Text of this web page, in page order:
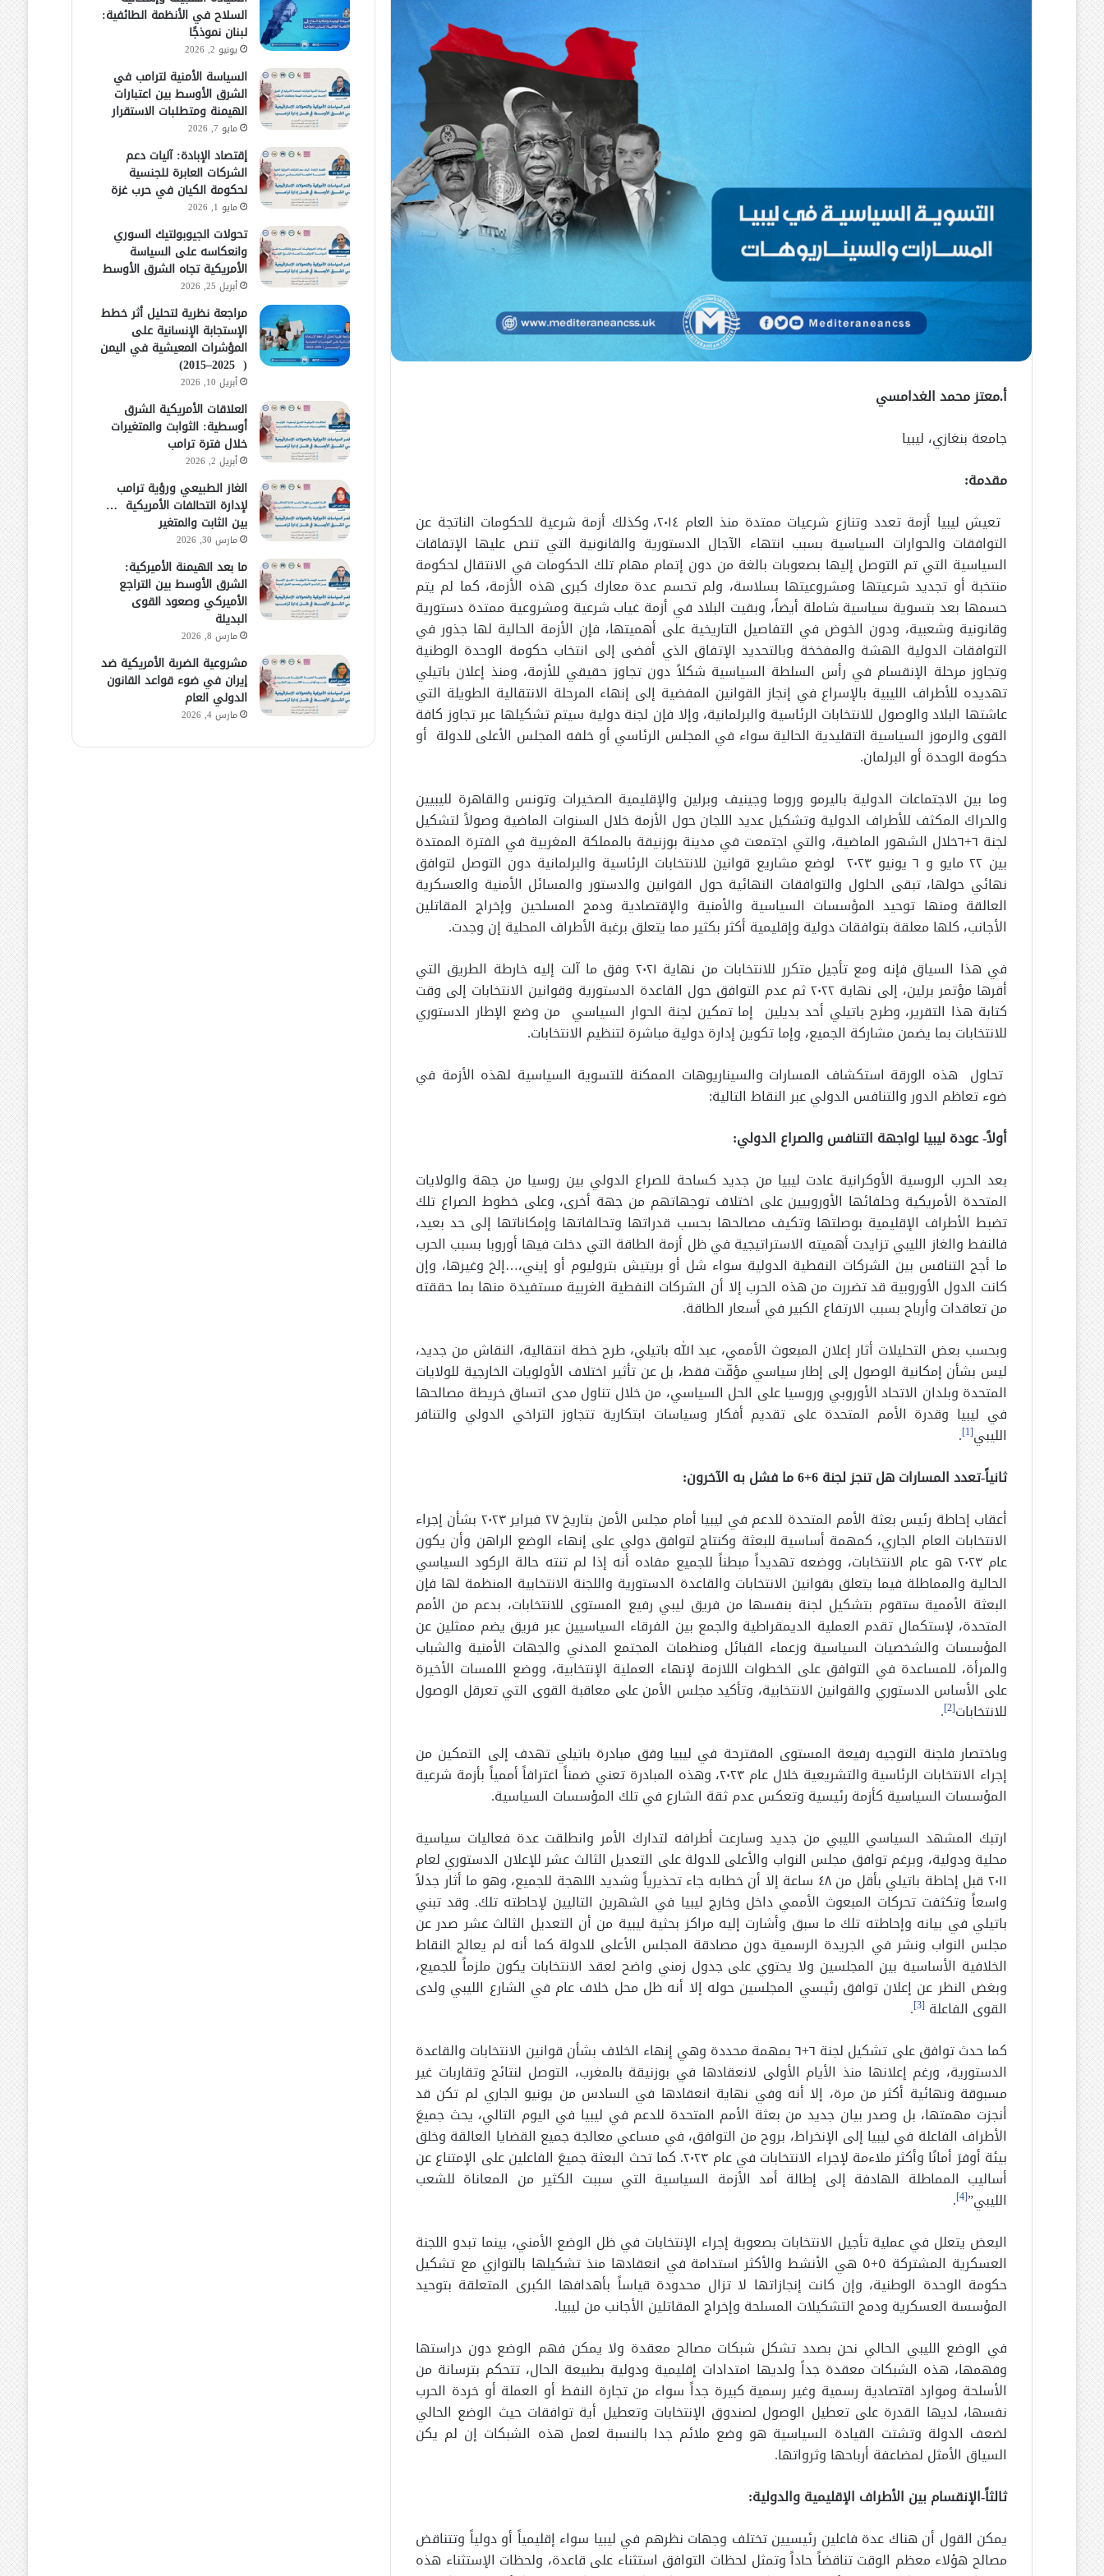
أ.معتز محمد الغدامسي
جامعة بنغازي، ليبيا
مقدمة:
تعيش ليبيا أزمة تعدد وتنازع شرعيات ممتدة منذ العام ٢٠١٤، وكذلك أزمة شرعية للحكومات الناتجة عن
التوافقات والحوارات السياسية بسبب انتهاء الآجال الدستورية والقانونية التي تنص عليها الإتفاقات
السياسية التي تم التوصل إليها بصعوبات بالغة من دون إتمام مهام تلك الحكومات في الانتقال لحكومة
منتخبة أو تجديد شرعيتها ومشروعيتها بسلاسة، ولم تحسم عدة معارك كبرى هذه الأزمة، كما لم يتم
حسمها بعد بتسوية سياسية شاملة أيضاً، وبقيت البلاد في أزمة غياب شرعية ومشروعية ممتدة دستورية
وقانونية وشعبية، ودون الخوض في التفاصيل التاريخية على أهميتها، فإن الأزمة الحالية لها جذور في
التوافقات الدولية الهشة والمفخخة وبالتحديد الإتفاق الذي أفضى إلى انتخاب حكومة الوحدة الوطنية
وتجاوز مرحلة الإنقسام في رأس السلطة السياسية شكلاً دون تجاوز حقيقي للأزمة، ومنذ إعلان باتيلي
تهديده للأطراف الليبية بالإسراع في إنجاز القوانين المفضية إلى إنهاء المرحلة الانتقالية الطويلة التي
عاشتها البلاد والوصول للانتخابات الرئاسية والبرلمانية، وإلا فإن لجنة دولية سيتم تشكيلها عبر تجاوز كافة
القوى والرموز السياسية التقليدية الحالية سواء في المجلس الرئاسي أو خلفه المجلس الأعلى للدولة أو
حكومة الوحدة أو البرلمان.
وما بين الاجتماعات الدولية باليرمو وروما وجينيف وبرلين والإقليمية الصخيرات وتونس والقاهرة لليبيين
والحراك المكثف للأطراف الدولية وتشكيل عديد اللجان حول الأزمة خلال السنوات الماضية وصولاً لتشكيل
لجنة ٦+٦خلال الشهور الماضية، والتي اجتمعت في مدينة بوزنيقة بالمملكة المغربية في الفترة الممتدة
بين ٢٢ مايو و ٦ يونيو ٢٠٢٣ لوضع مشاريع قوانين للانتخابات الرئاسية والبرلمانية دون التوصل لتوافق
نهائي حولها، تبقى الحلول والتوافقات النهائية حول القوانين والدستور والمسائل الأمنية والعسكرية
العالقة ومنها توحيد المؤسسات السياسية والأمنية والإقتصادية ودمج المسلحين وإخراج المقاتلين
الأجانب، كلها معلقة بتوافقات دولية وإقليمية أكثر بكثير مما يتعلق برغبة الأطراف المحلية إن وجدت.
في هذا السياق فإنه ومع تأجيل متكرر للانتخابات من نهاية ٢٠٢١ وفق ما آلت إليه خارطة الطريق التي
أقرها مؤتمر برلين، إلى نهاية ٢٠٢٢ ثم عدم التوافق حول القاعدة الدستورية وقوانين الانتخابات إلى وقت
كتابة هذا التقرير، وطرح باتيلي أحد بديلين إما تمكين لجنة الحوار السياسي من وضع الإطار الدستوري
للانتخابات بما يضمن مشاركة الجميع، وإما تكوين إدارة دولية مباشرة لتنظيم الانتخابات.
تحاول هذه الورقة استكشاف المسارات والسيناريوهات الممكنة للتسوية السياسية لهذه الأزمة في
ضوء تعاظم الدور والتنافس الدولي عبر النقاط التالية:
أولاً- عودة ليبيا لواجهة التنافس والصراع الدولي:
بعد الحرب الروسية الأوكرانية عادت ليبيا من جديد كساحة للصراع الدولي بين روسيا من جهة والولايات
المتحدة الأمريكية وحلفائها الأوروبيين على اختلاف توجهاتهم من جهة أخرى، وعلى خطوط الصراع تلك
تضبط الأطراف الإقليمية بوصلتها وتكيف مصالحها بحسب قدراتها وتحالفاتها وإمكاناتها إلى حد بعيد،
فالنفط والغاز الليبي تزايدت أهميته الاستراتيجية في ظل أزمة الطاقة التي دخلت فيها أوروبا بسبب الحرب
ما أجج التنافس بين الشركات النفطية الدولية سواء شل أو بريتيش بتروليوم أو إيني،…إلخ وغيرها، وإن
كانت الدول الأوروبية قد تضررت من هذه الحرب إلا أن الشركات النفطية الغربية مستفيدة منها بما حققته
من تعاقدات وأرباح بسبب الارتفاع الكبير في أسعار الطاقة.
وبحسب بعض التحليلات أثار إعلان المبعوث الأممي، عبد الله باتيلي، طرح خطة انتقالية، النقاش من جديد،
ليس بشأن إمكانية الوصول إلى إطار سياسي مؤقّت فقط، بل عن تأثير اختلاف الأولويات الخارجية للولايات
المتحدة وبلدان الاتحاد الأوروبي وروسيا على الحل السياسي، من خلال تناول مدى اتساق خريطة مصالحها
في ليبيا وقدرة الأمم المتحدة على تقديم أفكار وسياسات ابتكارية تتجاوز التراخي الدولي والتنافر
الليبي[1]
.
ثانياً-تعددالمسارات هل تنجز لجنة 6+6 ما فشل به الآخرون:
أعقاب إحاطة رئيس بعثة الأمم المتحدة للدعم في ليبيا أمام مجلس الأمن بتاريخ ٢٧ فبراير ٢٠٢٣ بشأن إجراء
الانتخابات العام الجاري، كمهمة أساسية للبعثة وكنتاج لتوافق دولي على إنهاء الوضع الراهن وأن يكون
عام ٢٠٢٣ هو عام الانتخابات، ووضعه تهديداً مبطناً للجميع مفاده أنه إذا لم تنته حالة الركود السياسي
الحالية والمماطلة فيما يتعلق بقوانين الانتخابات والقاعدة الدستورية واللجنة الانتخابية المنظمة لها فإن
البعثة الأممية ستقوم بتشكيل لجنة بنفسها من فريق ليبي رفيع المستوى للانتخابات، بدعم من الأمم
المتحدة، لإستكمال تقدم العملية الديمقراطية والجمع بين الفرقاء السياسيين عبر فريق يضم ممثلين عن
المؤسسات والشخصيات السياسية وزعماء القبائل ومنظمات المجتمع المدني والجهات الأمنية والشباب
والمرأة، للمساعدة في التوافق على الخطوات اللازمة لإنهاء العملية الإنتخابية، ووضع اللمسات الأخيرة
على الأساس الدستوري والقوانين الانتخابية، وتأكيد مجلس الأمن على معاقبة القوى التي تعرقل الوصول
للانتخابات[2]
.
وباختصار فلجنة التوجيه رفيعة المستوى المقترحة في ليبيا وفق مبادرة باتيلي تهدف إلى التمكين من
إجراء الانتخابات الرئاسية والتشريعية خلال عام ٢٠٢٣، وهذه المبادرة تعني ضمناً اعترافاً أممياً بأزمة شرعية
المؤسسات السياسية كأزمة رئيسية وتعكس عدم ثقة الشارع في تلك المؤسسات السياسية.
ارتبك المشهد السياسي الليبي من جديد وسارعت أطرافه لتدارك الأمر وانطلقت عدة فعاليات سياسية
محلية ودولية، وبرغم توافق مجلس النواب والأعلى للدولة على التعديل الثالث عشر للإعلان الدستوري لعام
٢٠١١ قبل إحاطة باتيلي بأقل من ٤٨ ساعة إلا أن خطابه جاء تحذيرياً وشديد اللهجة للجميع، وهو ما أثار جدلاً
واسعاً وتكثفت تحركات المبعوث الأممي داخل وخارج ليبيا في الشهرين التاليين لإحاطته تلك. وقد تبني
باتيلي في بيانه وإحاطته تلك ما سبق وأشارت إليه مراكز بحثية ليبية من أن التعديل الثالث عشر صدر عن
مجلس النواب ونشر في الجريدة الرسمية دون مصادقة المجلس الأعلى للدولة كما أنه لم يعالج النقاط
الخلافية الأساسية بين المجلسين ولا يحتوي على جدول زمني واضح لعقد الانتخابات يكون ملزماً للجميع،
وبغض النظر عن إعلان توافق رئيسي المجلسين حوله إلا أنه ظل محل خلاف عام في الشارع الليبي ولدى
القوى الفاعلة [3]
.
كما حدث توافق على تشكيل لجنة ٦+٦ بمهمة محددة وهي إنهاء الخلاف بشأن قوانين الانتخابات والقاعدة
الدستورية، ورغم إعلانها منذ الأيام الأولى لانعقادها في بوزنيقة بالمغرب، التوصل لنتائج وتقاربات غير
مسبوقة ونهائية أكثر من مرة، إلا أنه وفي نهاية انعقادها في السادس من يونيو الجاري لم تكن قد
أنجزت مهمتها، بل وصدر بيان جديد من بعثة الأمم المتحدة للدعم في ليبيا في اليوم التالي، يحث جميعَ
الأطراف الفاعلة في ليبيا إلى الإنخراط، بروح من التوافق، في مساعي معالجة جميع القضايا العالقة وخلق
بيئة أوفرَ أمانًا وأكثر ملاءمة لإجراء الانتخابات في عام ٢٠٢٣. كما تحث البعثة جميعَ الفاعلين على الإمتناع عن
أساليب المماطلة الهادفة إلى إطالة أمد الأزمة السياسية التي سببت الكثير من المعاناة للشعب
الليبي”[4]
.
البعض يتعلل في عملية تأجيل الانتخابات بصعوبة إجراء الإنتخابات في ظل الوضع الأمني، بينما تبدو اللجنة
العسكرية المشتركة ٥+٥ هي الأنشط والأكثر استدامة في انعقادها منذ تشكيلها بالتوازي مع تشكيل
حكومة الوحدة الوطنية، وإن كانت إنجازاتها لا تزال محدودة قياساً بأهدافها الكبرى المتعلقة بتوحيد
المؤسسة العسكرية ودمج التشكيلات المسلحة وإخراج المقاتلين الأجانب من ليبيا.
في الوضع الليبي الحالي نحن بصدد تشكل شبكات مصالح معقدة ولا يمكن فهم الوضع دون دراستها
وفهمها، هذه الشبكات معقدة جداً ولديها امتدادات إقليمية ودولية بطبيعة الحال، تتحكم بترسانة من
الأسلحة وموارد اقتصادية رسمية وغير رسمية كبيرة جداً سواء من تجارة النفط أو العملة أو خردة الحرب
نفسها، لديها القدرة على تعطيل الوصول لصندوق الإنتخابات وتعطيل أية توافقات حيث الوضع الحالي
لضعف الدولة وتشتت القيادة السياسية هو وضع ملائم جدا بالنسبة لعمل هذه الشبكات إن لم يكن
السياق الأمثل لمضاعفة أرباحها وثرواتها.
ثالثاً-الإنقسام بين الأطراف الإقليمية والدولية:
يمكن القول أن هناك عدة فاعلين رئيسيين تختلف وجهات نظرهم في ليبيا سواء إقليمياً أو دولياً وتتناقض
مصالح هؤلاء معظم الوقت تناقضاً حاداً وتمثل لحظات التوافق استثناء على قاعدة، ولحظات الإستثناء هذه
السلاح في الأنظمة الطائفية:
لبنان نموذجًا
يونيو 2, 2026
السياسة الأمنية لترامب في
الشرق الأوسط بين اعتبارات
الهيمنة ومتطلبات الاستقرار
مايو 7, 2026
إقتصاد الإبادة: آليات دعم
الشركات العابرة للجنسية
لحكومة الكيان في حرب غزة
مايو 1, 2026
تحولات الجيوبولتيك السوري
وانعكاسه على السياسة
الأمريكية تجاه الشرق الأوسط
أبريل 25, 2026
مراجعة نظرية لتحليل أثر خطط
الإستجابة الإنسانية على
المؤشرات المعيشية في اليمن
( 2025–2015)
أبريل 10, 2026
العلاقات الأمريكية الشرق
أوسطية: الثوابت والمتغيرات
خلال فترة ترامب
أبريل 2, 2026
الغاز الطبيعي ورؤية ترامب
لإدارة التحالفات الأمريكية …
بين الثابت والمتغير
مارس 30, 2026
ما بعد الهيمنة الأميركية:
الشرق الأوسط بين التراجع
الأميركي وصعود القوى
البديلة
مارس 8, 2026
مشروعية الضربة الأمريكية ضد
إيران في ضوء قواعد القانون
الدولي العام
مارس 4, 2026